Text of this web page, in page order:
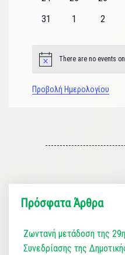
0
31
0
1
0
2
Notice There are no events
Προβολή Ημερολογίου
Πρόσφατα Άρθρα
Ζωντανή μετάδοση της
Συνεδρίασης της